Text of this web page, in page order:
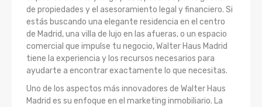
de propiedades y el asesoramiento legal y financiero. Si
estás buscando una elegante residencia en el centro
de Madrid, una villa de lujo en las afueras, o un espacio
comercial que impulse tu negocio, Walter Haus Madrid
tiene la experiencia y los recursos necesarios para
ayudarte a encontrar exactamente lo que necesitas.
Uno de los aspectos más innovadores de Walter Haus
Madrid es su enfoque en el marketing inmobiliario. La